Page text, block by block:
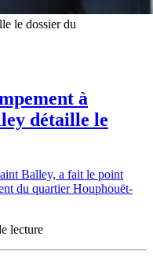
le dossier du
à
détaille le
Balley, a fait le point
du quartier Houphouët-
lecture